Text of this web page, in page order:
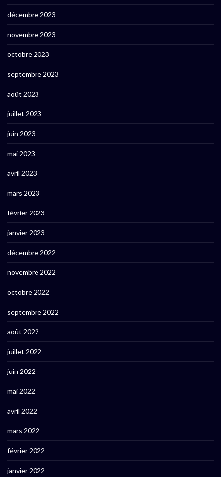
décembre 2023
novembre 2023
octobre 2023
septembre 2023
août 2023
juillet 2023
juin 2023
mai 2023
avril 2023
mars 2023
février 2023
janvier 2023
décembre 2022
novembre 2022
octobre 2022
septembre 2022
août 2022
juillet 2022
juin 2022
mai 2022
avril 2022
mars 2022
février 2022
janvier 2022